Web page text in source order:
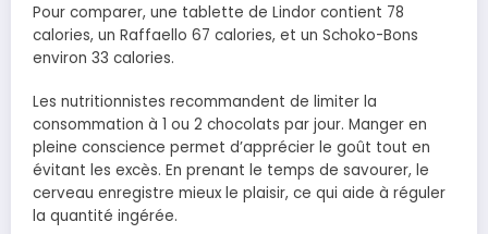
Pour comparer, une tablette de Lindor contient 78
calories, un Raffaello 67 calories, et un Schoko-Bons
environ 33 calories.
Les nutritionnistes recommandent de limiter la
consommation à 1 ou 2 chocolats par jour. Manger en
pleine conscience permet d’apprécier le goût tout en
évitant les excès. En prenant le temps de savourer, le
cerveau enregistre mieux le plaisir, ce qui aide à réguler
la quantité ingérée.